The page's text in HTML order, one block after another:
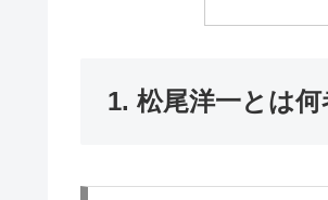
1. 松尾洋一とは